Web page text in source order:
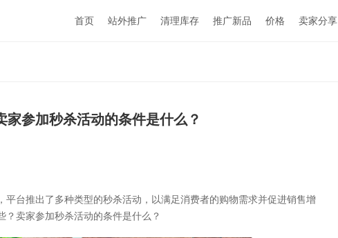
首页 站外推广 清理库存 推广新品 价格 卖家分享
家参加秒杀活动的条件是什么？
平台推出了多种类型的秒杀活动，以满足消费者的购物需求并促进销售增
卖家参加秒杀活动的条件是什么？